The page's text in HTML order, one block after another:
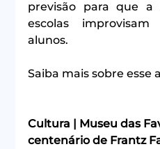
previsão para que
escolas
alunos.
Saiba mais sobre esse
Cultura | Museu das
centenário de Frantz